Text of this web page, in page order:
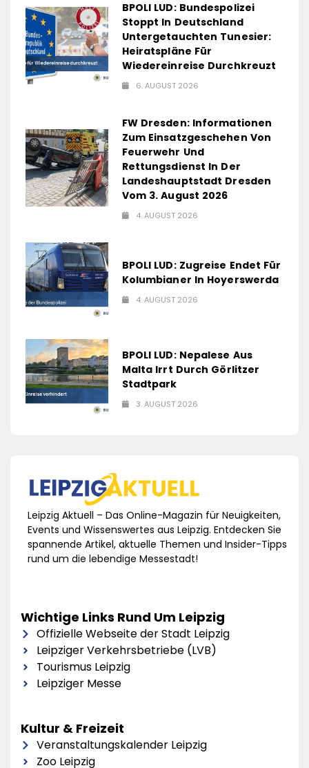
BPOLI LUD: Bundespolizei
Stoppt In Deutschland
Untergetauchten Tunesier:
Heiratspläne Für
Wiedereinreise Durchkreuzt
6. AUGUST 2026
FW Dresden: Informationen
Zum Einsatzgeschehen Von
Feuerwehr Und
Rettungsdienst In Der
Landeshauptstadt Dresden
Vom 3. August 2026
4. AUGUST 2026
BPOLI LUD: Zugreise Endet Für
Kolumbianer In Hoyerswerda
4. AUGUST 2026
BPOLI LUD: Nepalese Aus
Malta Irrt Durch Görlitzer
Stadtpark
3. AUGUST 2026
Leipzig Aktuell – Das Online-Magazin für Neuigkeiten,
Events und Wissenswertes aus Leipzig. Entdecken Sie
spannende Artikel, aktuelle Themen und Insider-Tipps
rund um die lebendige Messestadt!
Wichtige Links Rund Um Leipzig
Offizielle Webseite der Stadt Leipzig
Leipziger Verkehrsbetriebe (LVB)
Tourismus Leipzig
Leipziger Messe
Kultur & Freizeit
Veranstaltungskalender Leipzig
Zoo Leipzig